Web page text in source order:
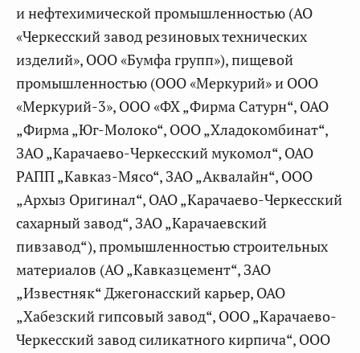
и нефтехимической промышленностью (АО
«Черкесский завод резиновых технических
изделий», ООО «Бумфа групп»), пищевой
промышленностью (ООО «Меркурий» и ООО
«Меркурий-3», ООО «ФХ „Фирма Сатурн“, ОАО
„Фирма „Юг-Молоко“, ООО „Хладокомбинат“,
ЗАО „Карачаево-Черкесский мукомол“, ОАО
РАПП „Кавказ-Мясо“, ЗАО „Аквалайн“, ООО
„Архыз Оригинал“, ОАО „Карачаево-Черкесский
сахарный завод“, ЗАО „Карачаевский
пивзавод“), промышленностью строительных
материалов (АО „Кавказцемент“, ЗАО
„Известняк“ Джегонасский карьер, ОАО
„Хабезский гипсовый завод“, ООО „Карачаево-
Черкесский завод силикатного кирпича“, ООО